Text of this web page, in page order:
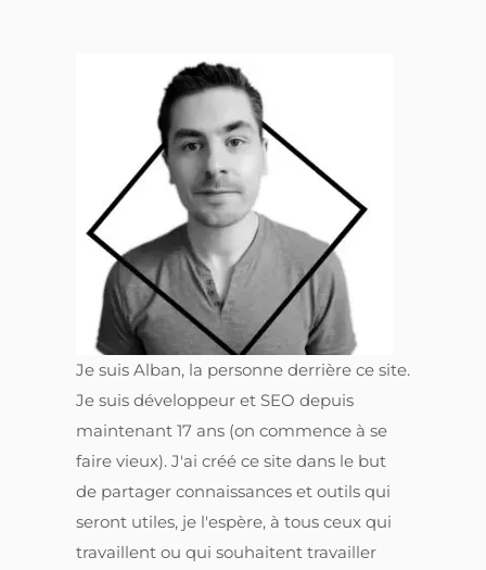
Je suis Alban, la personne derrière ce site.
Je suis développeur et SEO depuis
maintenant 17 ans (on commence à se
faire vieux). J'ai créé ce site dans le but
de partager connaissances et outils qui
seront utiles, je l'espère, à tous ceux qui
travaillent ou qui souhaitent travailler